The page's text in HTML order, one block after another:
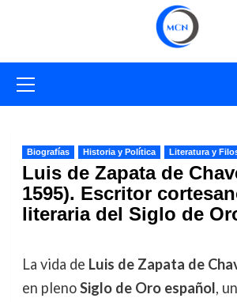
primario
Biografías Historia y Política Literatura y
Luis de Zapata de
1595). Escritor
literaria del Siglo de
La vida de Luis de Zapata de
en plenoSiglo de Oro español,